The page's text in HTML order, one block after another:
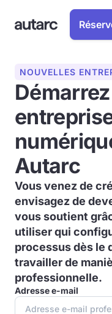
NOUVELLES
Autarc
Vous venez de
envisagez de
vous soutient
utiliser qui
processus dès le
travailler de
professionnelle.
Adresse e-mail